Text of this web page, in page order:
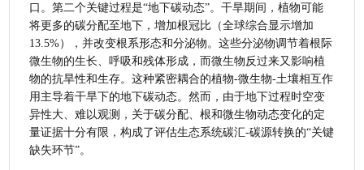
口。第二个关键过程是“地下碳动态”。干旱期间，植物可能
将更多的碳分配至地下，增加根冠比（全球综合显示增加
13.5%），并改变根系形态和分泌物。这些分泌物调节着根际
微生物的生长、呼吸和残体形成，而微生物反过来又影响植
物的抗旱性和生存。这种紧密耦合的植物-微生物-土壤相互作
用主导着干旱下的地下碳动态。然而，由于地下过程时空变
异性大、难以观测，关于碳分配、根和微生物动态变化的定
量证据十分有限，构成了评估生态系统碳汇-碳源转换的“关键
缺失环节”。